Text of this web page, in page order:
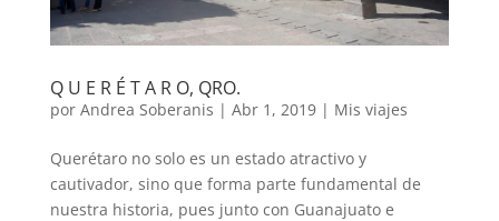
Q U E R É T A R O, QRO.
por Andrea Soberanis | Abr 1, 2019| Mis viajes
Querétaro no solo es un estado atractivo y
cautivador, sino que forma parte fundamental de
nuestra historia, pues junto con Guanajuato e